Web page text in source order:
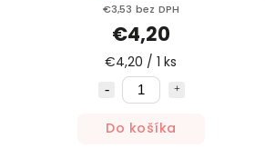
€3,53 bez DPH
€4,20
€4,20 / 1 ks
Do košíka